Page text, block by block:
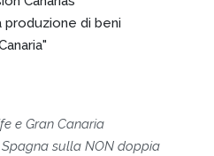
di beni
e Gran Canaria
sulla NON doppia